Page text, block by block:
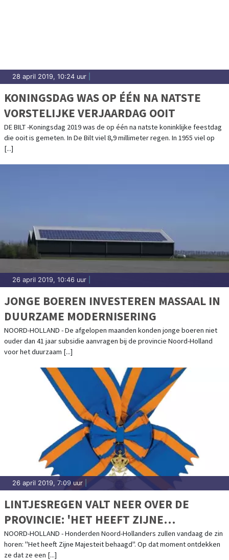
28 april 2019, 10:24 uur
KONINGSDAG WAS OP ÉÉN NA NATSTE
VORSTELIJKE VERJAARDAG OOIT
DE BILT -Koningsdag 2019 was de op één na natste koninklijke feestdag
die ooit is gemeten. In De Bilt viel 8,9 millimeter regen. In 1955 viel op
[...]
26 april 2019, 10:46 uur
JONGE BOEREN INVESTEREN MASSAAL IN
DUURZAME MODERNISERING
NOORD-HOLLAND - De afgelopen maanden konden jonge boeren niet
ouder dan 41 jaar subsidie aanvragen bij de provincie Noord-Holland
voor het duurzaam [...]
26 april 2019, 7:09 uur
LINTJESREGEN VALT NEER OVER DE
PROVINCIE: 'HET HEEFT ZIJNE
MAJESTEIT BEHAAGD'
NOORD-HOLLAND - Honderden Noord-Hollanders zullen vandaag de zin
horen: "Het heeft Zijne Majesteit behaagd". Op dat moment ontdekken
ze dat ze een [...]